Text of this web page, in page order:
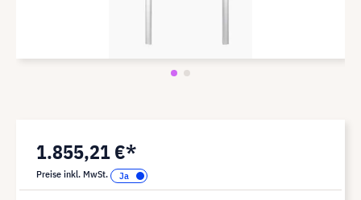
1.855,21 €*
Preise inkl. MwSt.